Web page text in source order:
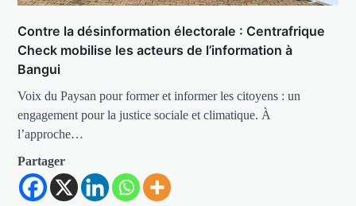
Contre la désinformation électorale : Centrafrique
Check mobilise les acteurs de l’information à
Bangui
Voix du Paysan pour former et informer les citoyens : un
engagement pour la justice sociale et climatique. À
l’approche…
Partager